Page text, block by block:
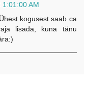
AM
kogusest saab ca
lisada, kuna tänu